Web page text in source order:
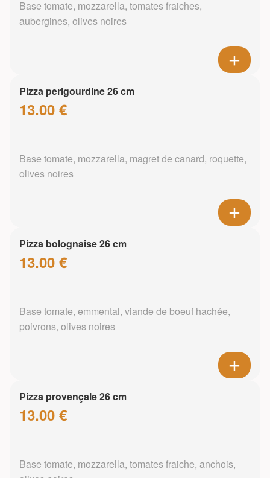
Base tomate, mozzarella, tomates fraiches,
aubergines, olives noires
Pizza perigourdine 26 cm
13.00 €
Base tomate, mozzarella, magret de canard, roquette,
olives noires
Pizza bolognaise 26 cm
13.00 €
Base tomate, emmental, viande de boeuf hachée,
poivrons, olives noires
Pizza provençale 26 cm
13.00 €
Base tomate, mozzarella, tomates fraiche, anchois,